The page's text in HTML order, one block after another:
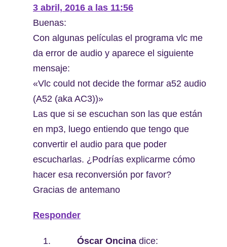
3 abril, 2016 a las 11:56
Buenas:
Con algunas películas el programa vlc me
da error de audio y aparece el siguiente
mensaje:
«Vlc could not decide the formar a52 audio
(A52 (aka AC3))»
Las que si se escuchan son las que están
en mp3, luego entiendo que tengo que
convertir el audio para que poder
escucharlas. ¿Podrías explicarme cómo
hacer esa reconversión por favor?
Gracias de antemano
Responder
Óscar Oncina dice: